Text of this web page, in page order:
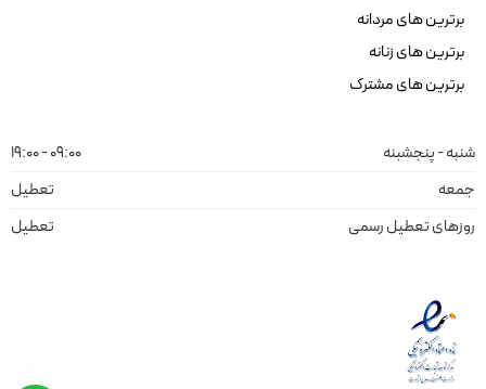
برترین های مردانه
برترین های زنانه
برترین های مشترک
شنبه - پنجشبنه
09:00 - 19:00
جمعه
تعطیل
روزهای تعطیل رسمی
تعطیل